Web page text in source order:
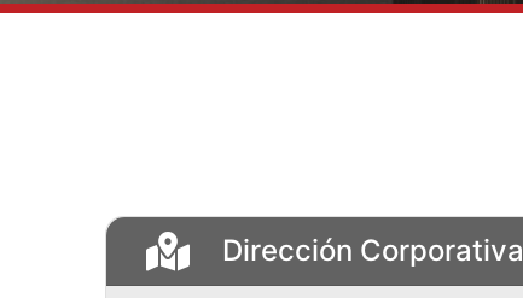
Dirección Corporativa